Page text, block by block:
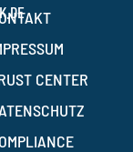
CENTER